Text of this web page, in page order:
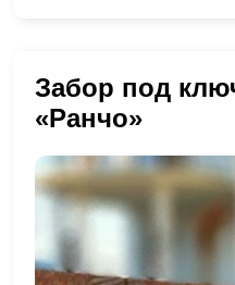
Забор под
«Ранчо»